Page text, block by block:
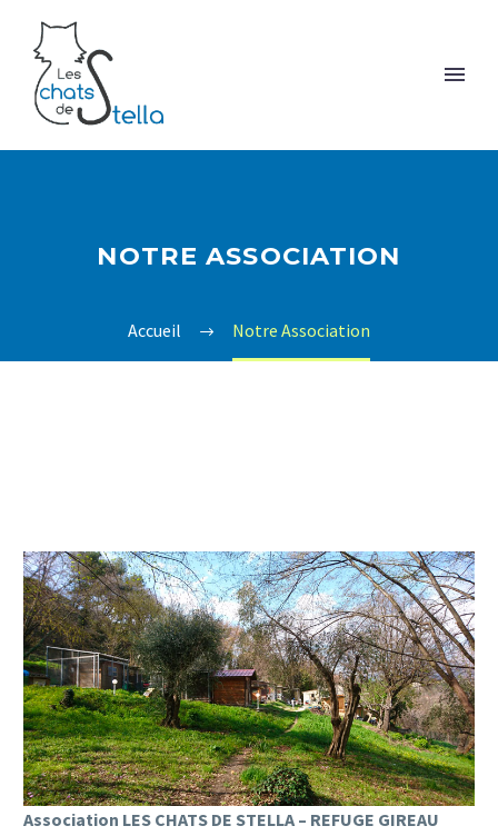
NOTRE ASSOCIATION
Accueil Notre Association
Association LES CHATS DE STELLA – REFUGE GIREAU